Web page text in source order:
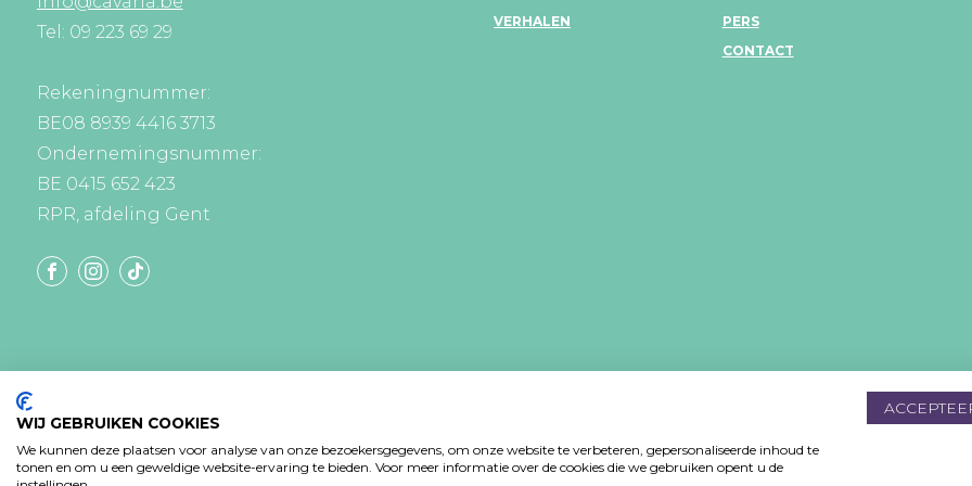
Tel: 09 223 69 29
Rekeningnummer:
BE08 8939 4416 3713
Ondernemingsnummer:
BE 0415 652 423
RPR, afdeling Gent
VERHALEN
PERS
CONTACT
WIJ GEBRUIKEN COOKIES
We kunnen deze plaatsen voor analyse van onze bezoekersgegevens, om onze website te verbeteren, gepersonaliseerde inhoud te
tonen en om u een geweldige website-ervaring te bieden. Voor meer informatie over de cookies die we gebruiken opent u de